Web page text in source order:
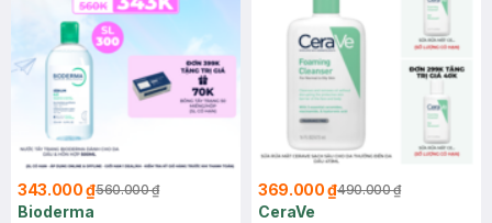
343.000 ₫560.000 ₫
Bioderma
369.000 ₫490.000 ₫
CeraVe